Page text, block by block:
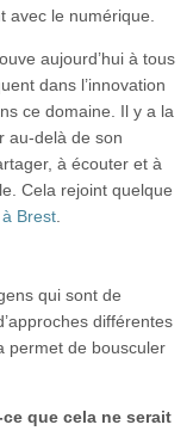
avec le numérique.
aujourd’hui à tous
dans l’innovation
ce domaine. Il y a la
au-delà de son
à écouter et à
Cela rejoint quelque
Brest.
qui sont de
différentes
permet de bousculer
que cela ne serait